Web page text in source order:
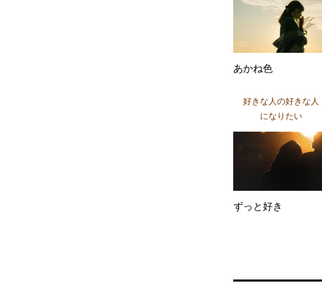
あかね色
好きな人の好きな人
になりたい
ずっと好き